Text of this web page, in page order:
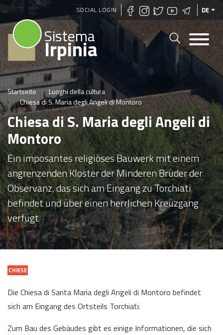
Direkt
zum
Inhalt
SOCIAL LOGIN DE
Sistema
Irpinia
Startseite
Luoghi della cultura
Chiesa di S. Maria degli Angeli di Montoro
Chiesa di S. Maria degli Angeli di
Montoro
Ein imposantes religiöses Bauwerk mit einem
angrenzenden Kloster der Minderen Brüder der
Observanz, das sich am Eingang zu Torchiati
befindet und über einen herrlichen Kreuzgang
verfügt
CHIESE
Die Chiesa di Santa Maria degli Angeli di Montoro befindet
sich am Eingang des Ortsteils Torchiati.
Zum Bau des Gebäudes gibt es einige Informationen, die sich